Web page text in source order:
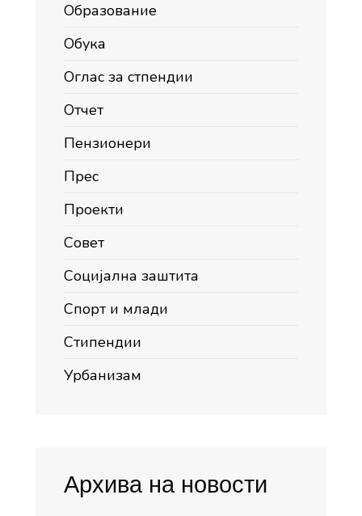
Образование
Обука
Оглас за стпендии
Отчет
Пензионери
Прес
Проекти
Совет
Социјална заштита
Спорт и млади
Стипендии
Урбанизам
Архива на новости